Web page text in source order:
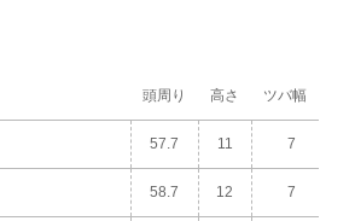
頭周り 高さ ツバ幅
57.7 11 7
58.7 12 7